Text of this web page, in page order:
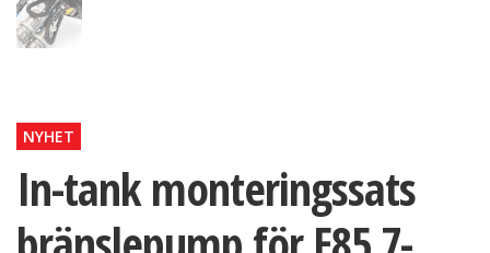
NYHET
In-tank monteringssats